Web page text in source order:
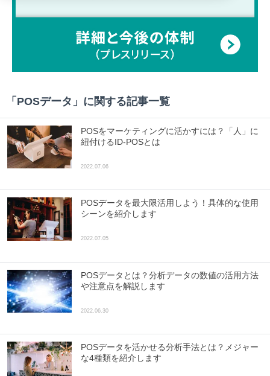
「 POSデータ 」に関する記事一覧
POSをマーケティングに活かすには？「人」に
紐付けるID-POSとは
2022.07.06
POSデータを最大限活用しよう！具体的な使用
シーンを紹介します
2022.07.05
POSデータとは？分析データの数値の活用方法
や注意点を解説します
2022.06.30
POSデータを活かせる分析手法とは？メジャー
な4種類を紹介します